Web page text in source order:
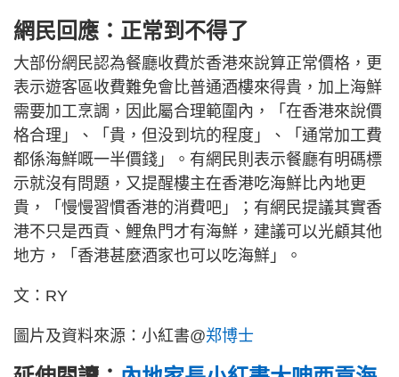
網民回應：正常到不得了
大部份網民認為餐廳收費於香港來說算正常價格，更
表示遊客區收費難免會比普通酒樓來得貴，加上海鮮
需要加工烹調，因此屬合理範圍內，「在香港來說價
格合理」、「貴，但没到坑的程度」、「通常加工費
都係海鮮嘅一半價錢」。有網民則表示餐廳有明碼標
示就沒有問題，又提醒樓主在香港吃海鮮比內地更
貴，「慢慢習慣香港的消費吧」；有網民提議其實香
港不只是西貢、鯉魚門才有海鮮，建議可以光顧其他
地方，「香港甚麼酒家也可以吃海鮮」。
文：RY
圖片及資料來源：小紅書@郑博士